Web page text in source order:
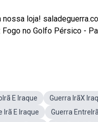
nossa loja!
Fogo no Golfo Pérsico -
E Iraque
Guerra IrãX
Irã E Iraque
Guerra